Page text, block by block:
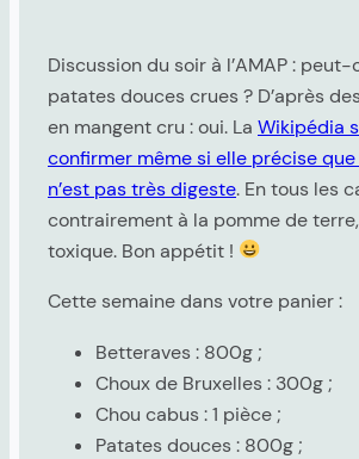
Discussion du soir à l’AMAP :
patates douces crues ? D’après
en mangent cru : oui. La Wikipédia
confirmer même si elle précise que
n’est pas très digeste. En tous les
contrairement à la pomme de
toxique. Bon appétit !
Cette semaine dans votre panier :
Betteraves : 800g ;
Choux de Bruxelles : 300g ;
Chou cabus : 1 pièce ;
Patates douces : 800g ;